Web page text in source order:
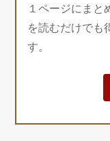
１ページにまと
を読むだけでも
す。